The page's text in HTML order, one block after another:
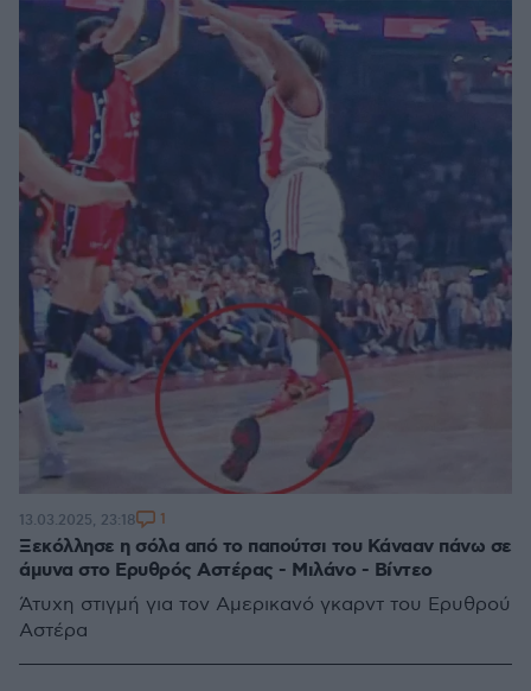
Ξεκόλλησε η σόλα από το παπούτσι του Κάνααν πάνω σε
άμυνα στο Ερυθρός Αστέρας - Μιλάνο - Βίντεο
Άτυχη στιγμή για τον Αμερικανό γκαρντ του Ερυθρού
Αστέρα
13.03.2025, 23:18 1